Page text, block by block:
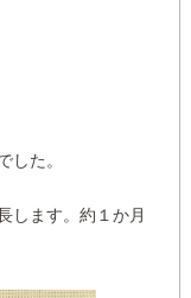
した。
します。約１か月